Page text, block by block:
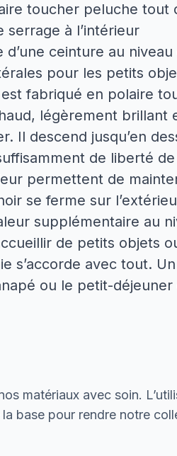
toucher peluche tout
serrage à l’intérieur
d’une ceinture au
pour les petits
fabriqué en polaire
légèrement brillant
Il descend jusqu’en
de liberté
permettent de
se ferme sur
supplémentaire au
de petits objets
s’accorde avec tout.
ou le petit-déjeuner
matériaux avec soin.
base pour rendre notre